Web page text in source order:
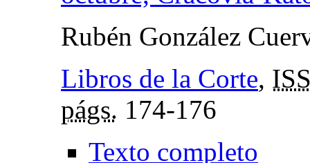
Rubén González
Libros de la Corte,
págs. 174-176
Texto completo